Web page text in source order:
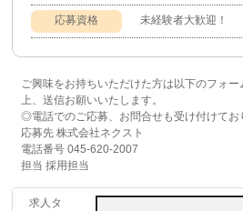
応募資格 未経験者大歓迎！
ご興味をお持ちいただけた方は以下のフォ
上、送信お願いいたします。
◎電話でのご応募、お問合せも受け付けてお
応募先 株式会社ネクスト
電話番号 045-620-2007
担当 採用担当
求人タ